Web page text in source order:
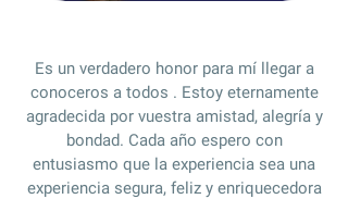
Es un verdadero honor para mí llegar a
conoceros a todos . Estoy eternamente
agradecida por vuestra amistad, alegría y
bondad. Cada año espero con
entusiasmo que la experiencia sea una
experiencia segura, feliz y enriquecedora